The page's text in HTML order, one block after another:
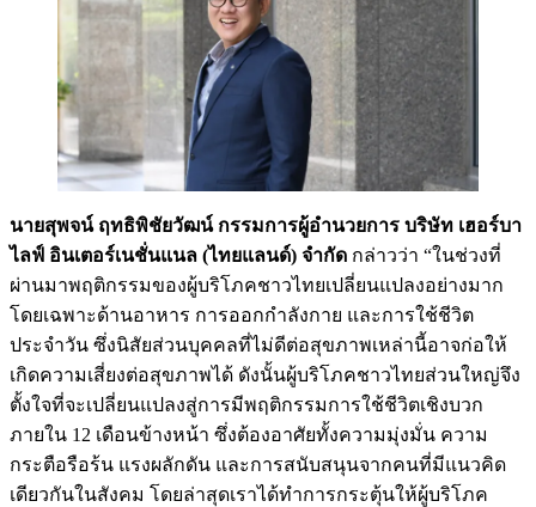
นายสุพจน์ ฤทธิพิชัยวัฒน์ กรรมการผู้อำนวยการ บริษัท เฮอร์บา
ไลฟ์ อินเตอร์เนชั่นแนล (ไทยแลนด์) จำกัด กล่าวว่า “ในช่วงที่
ผ่านมาพฤติกรรมของผู้บริโภคชาวไทยเปลี่ยนแปลงอย่างมาก
โดยเฉพาะด้านอาหาร การออกกำลังกาย และการใช้ชีวิต
ประจำวัน ซึ่งนิสัยส่วนบุคคลที่ไม่ดีต่อสุขภาพเหล่านี้อาจก่อให้
เกิดความเสี่ยงต่อสุขภาพได้ ดังนั้นผู้บริโภคชาวไทยส่วนใหญ่จึง
ตั้งใจที่จะเปลี่ยนแปลงสู่การมีพฤติกรรมการใช้ชีวิตเชิงบวก
ภายใน 12 เดือนข้างหน้า ซึ่งต้องอาศัยทั้งความมุ่งมั่น ความ
กระตือรือร้น แรงผลักดัน และการสนับสนุนจากคนที่มีแนวคิด
เดียวกันในสังคม โดยล่าสุดเราได้ทำการกระตุ้นให้ผู้บริโภค